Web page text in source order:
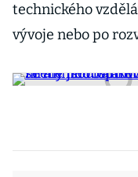
technického
vývoje nebo po